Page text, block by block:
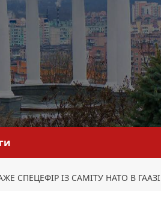
СПЕЦЕФІР ІЗ САМІТУ НАТО В ГААЗІ